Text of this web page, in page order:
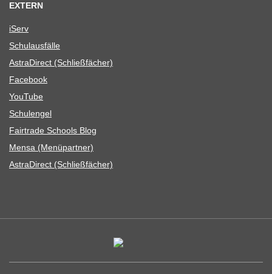
EXTERN
iServ
Schul­aus­fälle
Astra­Di­rect (Schließ­fä­cher)
Face­book
You­Tube
Schul­en­gel
Fair­trade Schools Blog
Mensa (Menü­part­ner)
Astra­Di­rect (Schließ­fä­cher)